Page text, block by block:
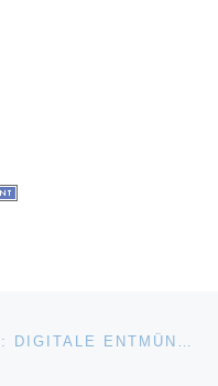
ELEKTRISCHER REPORTER: DIGITALE ENTMÜNDIGUNG: WAS DIR GEHÖRT, GEHÖRT DIR NICHT